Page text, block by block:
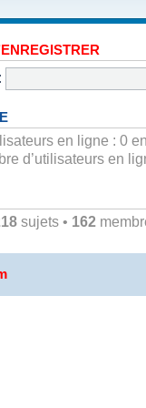
en ligne : 0
d’utilisateurs en
sujets • 162